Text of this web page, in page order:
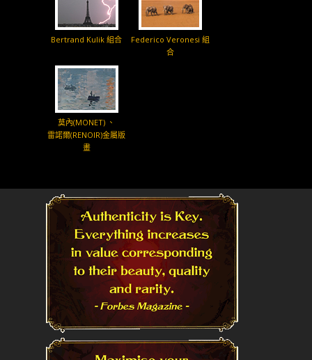
Bertrand Kulik 組合
Federico Veronesi 組
合
莫內(MONET) 、
雷諾爾(RENOIR)金屬版
畫